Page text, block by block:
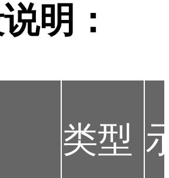
明：
类型